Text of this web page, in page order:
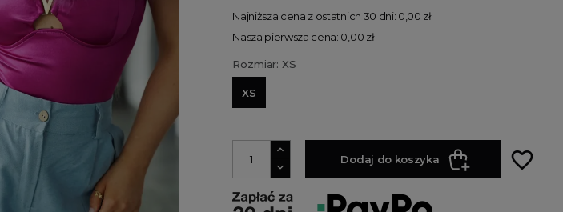
Najniższa cena z ostatnich 30 dni: 0,00 zł
Nasza pierwsza cena: 0,00 zł
Rozmiar: XS
XS
Dodaj do koszyka favorite_border